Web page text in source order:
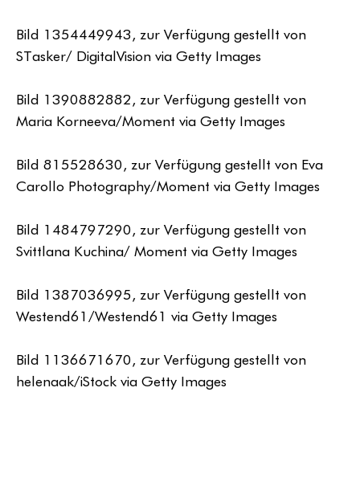
Bild 1354449943, zur Verfügung gestellt von
STasker/ DigitalVision via Getty Images
Bild 1390882882, zur Verfügung gestellt von
Maria Korneeva/Moment via Getty Images
Bild 815528630, zur Verfügung gestellt von Eva
Carollo Photography/Moment via Getty Images
Bild 1484797290, zur Verfügung gestellt von
Svittlana Kuchina/ Moment via Getty Images
Bild 1387036995, zur Verfügung gestellt von
Westend61/Westend61 via Getty Images
Bild 1136671670, zur Verfügung gestellt von
helenaak/iStock via Getty Images